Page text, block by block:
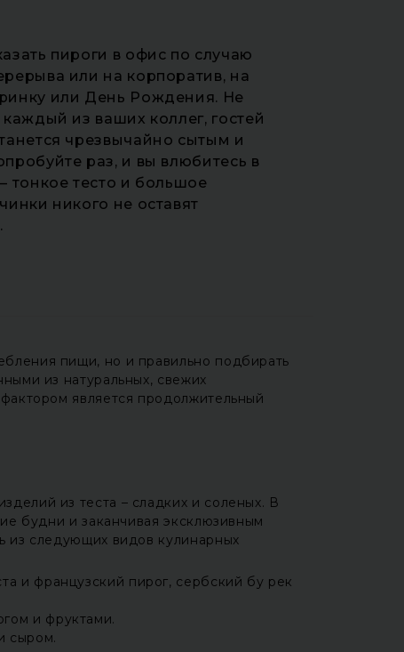
пироги в офис по случаю
или на корпоратив, на
или День Рождения. Не
из ваших коллег, гостей
чрезвычайно сытым и
раз, и вы влюбитесь в
тонкое тесто и большое
никого не оставят
пищи, но и правильно подбирать
из натуральных, свежих
является продолжительный
из теста – сладких и соленых. В
будни и заканчивая эксклюзивным
из следующих видов кулинарных
и французский пирог, сербский бу рек
и фруктами.
сыром.